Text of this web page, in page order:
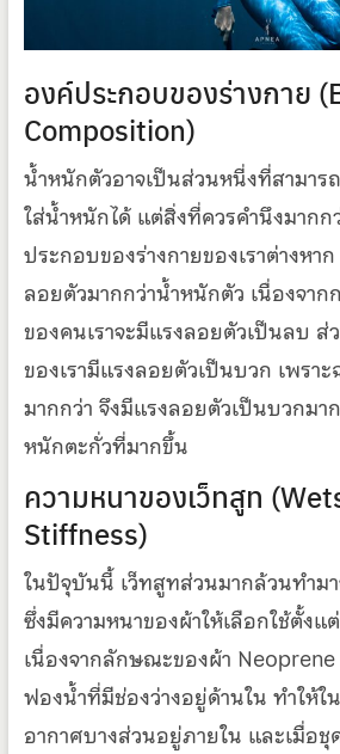
องค์ประกอบของร่างกาย
Composition)
น้ำหนักตัวอาจเป็นส่วนหนี่งที่สามาร
ใส่น้ำหนักได้ แต่สิ่งที่ควรคำนึงมาก
ประกอบของร่างกายของเราต่างหา
ลอยตัวมากกว่าน้ำหนักตัว เนื่องจา
ของคนเราจะมีแรงลอยตัวเป็นลบ ส่
ของเรามีแรงลอยตัวเป็นบวก เพร
มากกว่า จึงมีแรงลอยตัวเป็นบวกมา
หนักตะกั่วที่มากขึ้น
ความหนาของเว็ทสูท
Stiffness)
ในปัจุบันนี้ เว็ทสูทส่วนมากล้วนทำม
ซึ่งมีความหนาของผ้าให้เลือกใช้ตั้ง
เนื่องจากลักษณะของผ้า
ฟองน้ำที่มีช่องว่างอยู่ด้านใน ทำให้ใ
อากาศบางส่วนอยู่ภายใน และเมื่อ